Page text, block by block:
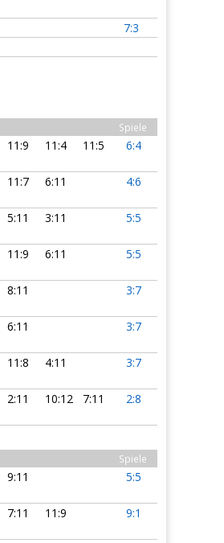
7:3
Spiele
11:9 11:4 11:5 6:4
11:7 6:11 4:6
5:11 3:11 5:5
11:9 6:11 5:5
8:11 3:7
6:11 3:7
11:8 4:11 3:7
2:11 10:12 7:11 2:8
Spiele
9:11 5:5
7:11 11:9 9:1